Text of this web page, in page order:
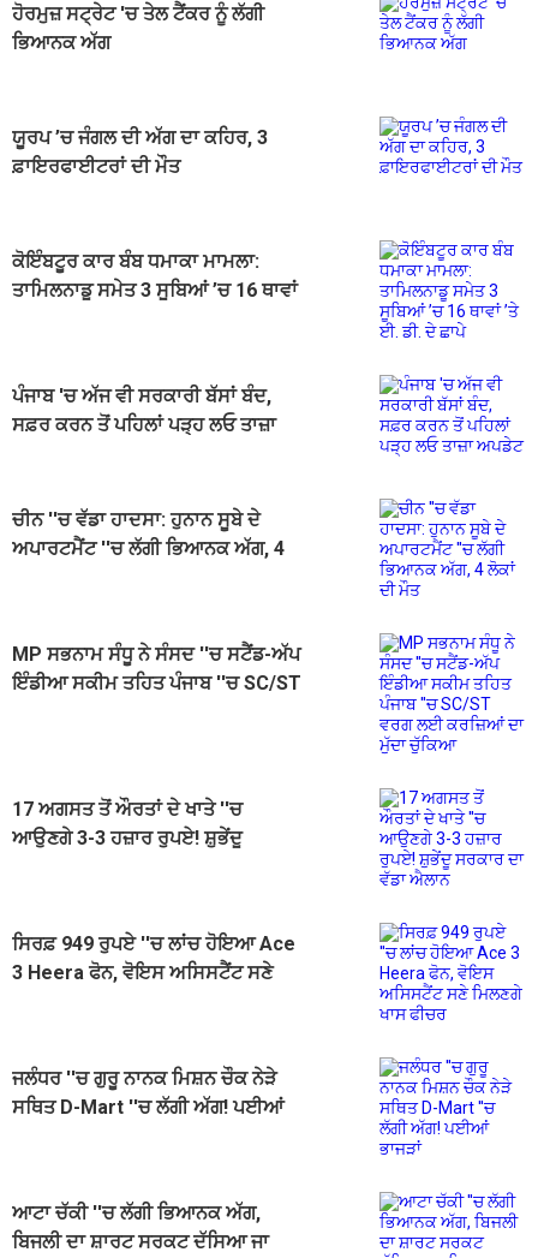
ਹੋਰਮੁਜ਼ ਸਟ੍ਰੇਟ 'ਚ ਤੇਲ ਟੈਂਕਰ ਨੂੰ ਲੱਗੀ
ਭਿਆਨਕ ਅੱਗ
ਯੂਰਪ ’ਚ ਜੰਗਲ ਦੀ ਅੱਗ ਦਾ ਕਹਿਰ, 3
ਫ਼ਾਇਰਫਾਈਟਰਾਂ ਦੀ ਮੌਤ
ਕੋਇੰਬਟੂਰ ਕਾਰ ਬੰਬ ਧਮਾਕਾ ਮਾਮਲਾ:
ਤਾਮਿਲਨਾਡੂ ਸਮੇਤ 3 ਸੂਬਿਆਂ ’ਚ 16 ਥਾਵਾਂ
ਪੰਜਾਬ 'ਚ ਅੱਜ ਵੀ ਸਰਕਾਰੀ ਬੱਸਾਂ ਬੰਦ,
ਸਫ਼ਰ ਕਰਨ ਤੋਂ ਪਹਿਲਾਂ ਪੜ੍ਹ ਲਓ ਤਾਜ਼ਾ
ਚੀਨ ''ਚ ਵੱਡਾ ਹਾਦਸਾ: ਹੁਨਾਨ ਸੂਬੇ ਦੇ
ਅਪਾਰਟਮੈਂਟ ''ਚ ਲੱਗੀ ਭਿਆਨਕ ਅੱਗ, 4
MP ਸਭਨਾਮ ਸੰਧੂ ਨੇ ਸੰਸਦ ''ਚ ਸਟੈਂਡ-ਅੱਪ
ਇੰਡੀਆ ਸਕੀਮ ਤਹਿਤ ਪੰਜਾਬ ''ਚ SC/ST
17 ਅਗਸਤ ਤੋਂ ਔਰਤਾਂ ਦੇ ਖਾਤੇ ''ਚ
ਆਉਣਗੇ 3-3 ਹਜ਼ਾਰ ਰੁਪਏ! ਸ਼ੁਭੇਂਦੂ
ਸਿਰਫ਼ 949 ਰੁਪਏ ''ਚ ਲਾਂਚ ਹੋਇਆ Ace
3 Heera ਫੋਨ, ਵੋਇਸ ਅਸਿਸਟੈਂਟ ਸਣੇ
ਜਲੰਧਰ ''ਚ ਗੁਰੂ ਨਾਨਕ ਮਿਸ਼ਨ ਚੌਕ ਨੇੜੇ
ਸਥਿਤ D-Mart ''ਚ ਲੱਗੀ ਅੱਗ! ਪਈਆਂ
ਆਟਾ ਚੱਕੀ ''ਚ ਲੱਗੀ ਭਿਆਨਕ ਅੱਗ,
ਬਿਜਲੀ ਦਾ ਸ਼ਾਰਟ ਸਰਕਟ ਦੱਸਿਆ ਜਾ